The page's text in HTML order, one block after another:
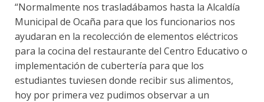
“Normalmente nos trasladábamos hasta la Alcaldía
Municipal de Ocaña para que los funcionarios nos
ayudaran en la recolección de elementos eléctricos
para la cocina del restaurante del Centro Educativo o
implementación de cubertería para que los
estudiantes tuviesen donde recibir sus alimentos,
hoy por primera vez pudimos observar a un